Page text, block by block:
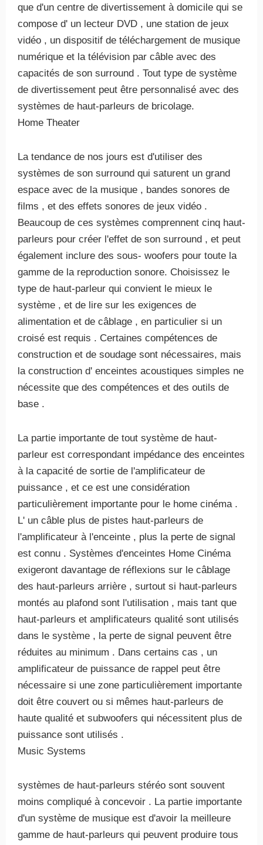
que d'un centre de divertissement à domicile qui se
compose d' un lecteur DVD , une station de jeux
vidéo , un dispositif de téléchargement de musique
numérique et la télévision par câble avec des
capacités de son surround . Tout type de système
de divertissement peut être personnalisé avec des
systèmes de haut-parleurs de bricolage.
Home Theater
La tendance de nos jours est d'utiliser des
systèmes de son surround qui saturent un grand
espace avec de la musique , bandes sonores de
films , et des effets sonores de jeux vidéo .
Beaucoup de ces systèmes comprennent cinq haut-
parleurs pour créer l'effet de son surround , et peut
également inclure des sous- woofers pour toute la
gamme de la reproduction sonore. Choisissez le
type de haut-parleur qui convient le mieux le
système , et de lire sur les exigences de
alimentation et de câblage , en particulier si un
croisé est requis . Certaines compétences de
construction et de soudage sont nécessaires, mais
la construction d' enceintes acoustiques simples ne
nécessite que des compétences et des outils de
base .
La partie importante de tout système de haut-
parleur est correspondant impédance des enceintes
à la capacité de sortie de l'amplificateur de
puissance , et ce est une considération
particulièrement importante pour le home cinéma .
L' un câble plus de pistes haut-parleurs de
l'amplificateur à l'enceinte , plus la perte de signal
est connu . Systèmes d'enceintes Home Cinéma
exigeront davantage de réflexions sur le câblage
des haut-parleurs arrière , surtout si haut-parleurs
montés au plafond sont l'utilisation , mais tant que
haut-parleurs et amplificateurs qualité sont utilisés
dans le système , la perte de signal peuvent être
réduites au minimum . Dans certains cas , un
amplificateur de puissance de rappel peut être
nécessaire si une zone particulièrement importante
doit être couvert ou si mêmes haut-parleurs de
haute qualité et subwoofers qui nécessitent plus de
puissance sont utilisés .
Music Systems
systèmes de haut-parleurs stéréo sont souvent
moins compliqué à concevoir . La partie importante
d'un système de musique est d'avoir la meilleure
gamme de haut-parleurs qui peuvent produire tous